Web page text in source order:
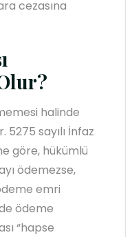
cezasına
halinde
sayılı İnfaz
göre, hükümlü
ödemezse,
emri
ödeme
“hapse